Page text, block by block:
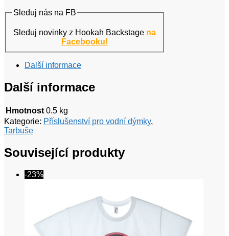
Sleduj nás na FB
Sleduj novinky z Hookah Backstage na
Facebooku!
Další informace
Další informace
Hmotnost 0.5 kg
Kategorie: Příslušenství pro vodní dýmky,
Tarbuše
Související produkty
-23%